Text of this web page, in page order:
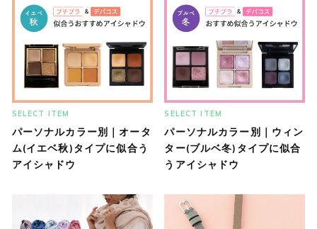
SELECT ITEM
パーソナルカラー別｜オータ
ム(イエベ秋)タイプに似合う
アイシャドウ
SELECT ITEM
パーソナルカラー別｜ウィン
ター(ブルベ冬)タイプに似合
うアイシャドウ